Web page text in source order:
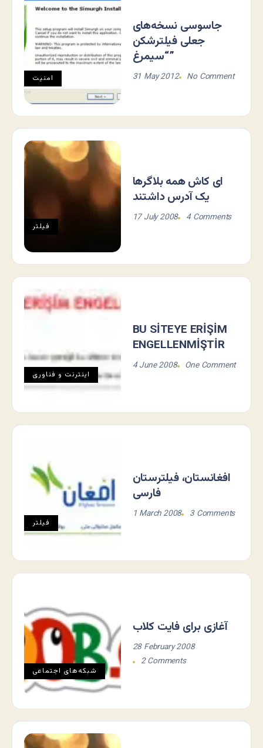
امنیت
جاسوسی نسخه‌های
جعلی فیلترشکن
“سیمرغ”
31 May 2012 No Comment
فيلتر
ای کاش همه بلاگرها
یک آدرس داشتند
17 July 2008 4 Comments
اينترنت و فناوری
BU SİTEYE ERİŞİM
ENGELLENMİŞTİR
4 June 2008 One Comment
فيلتر
افغانستان، فیلترستان
فارسی
1 March 2008 3 Comments
شبکه‌های اجتماعی
آغازی برای فایت کلاب
28 February 2008
2 Comments